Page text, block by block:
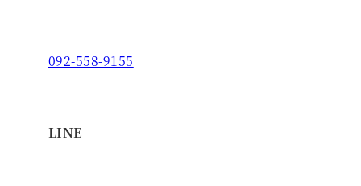
092-558-9155
LINE